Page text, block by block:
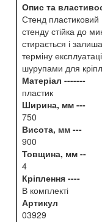
Опис та
Стенд
стенду стійка до
стирається і
терміну
шурупами для
Матеріал -------
пластик
Ширина, мм ---
750
Висота, мм ---
900
Товщина, мм --
4
Кріплення ----
В комплекті
Артикул
03929